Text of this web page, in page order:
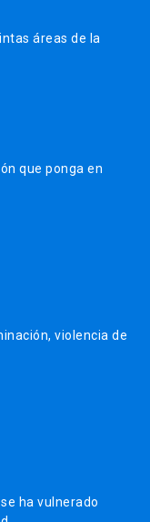
áreas de la
que ponga en
violencia de
ha vulnerado